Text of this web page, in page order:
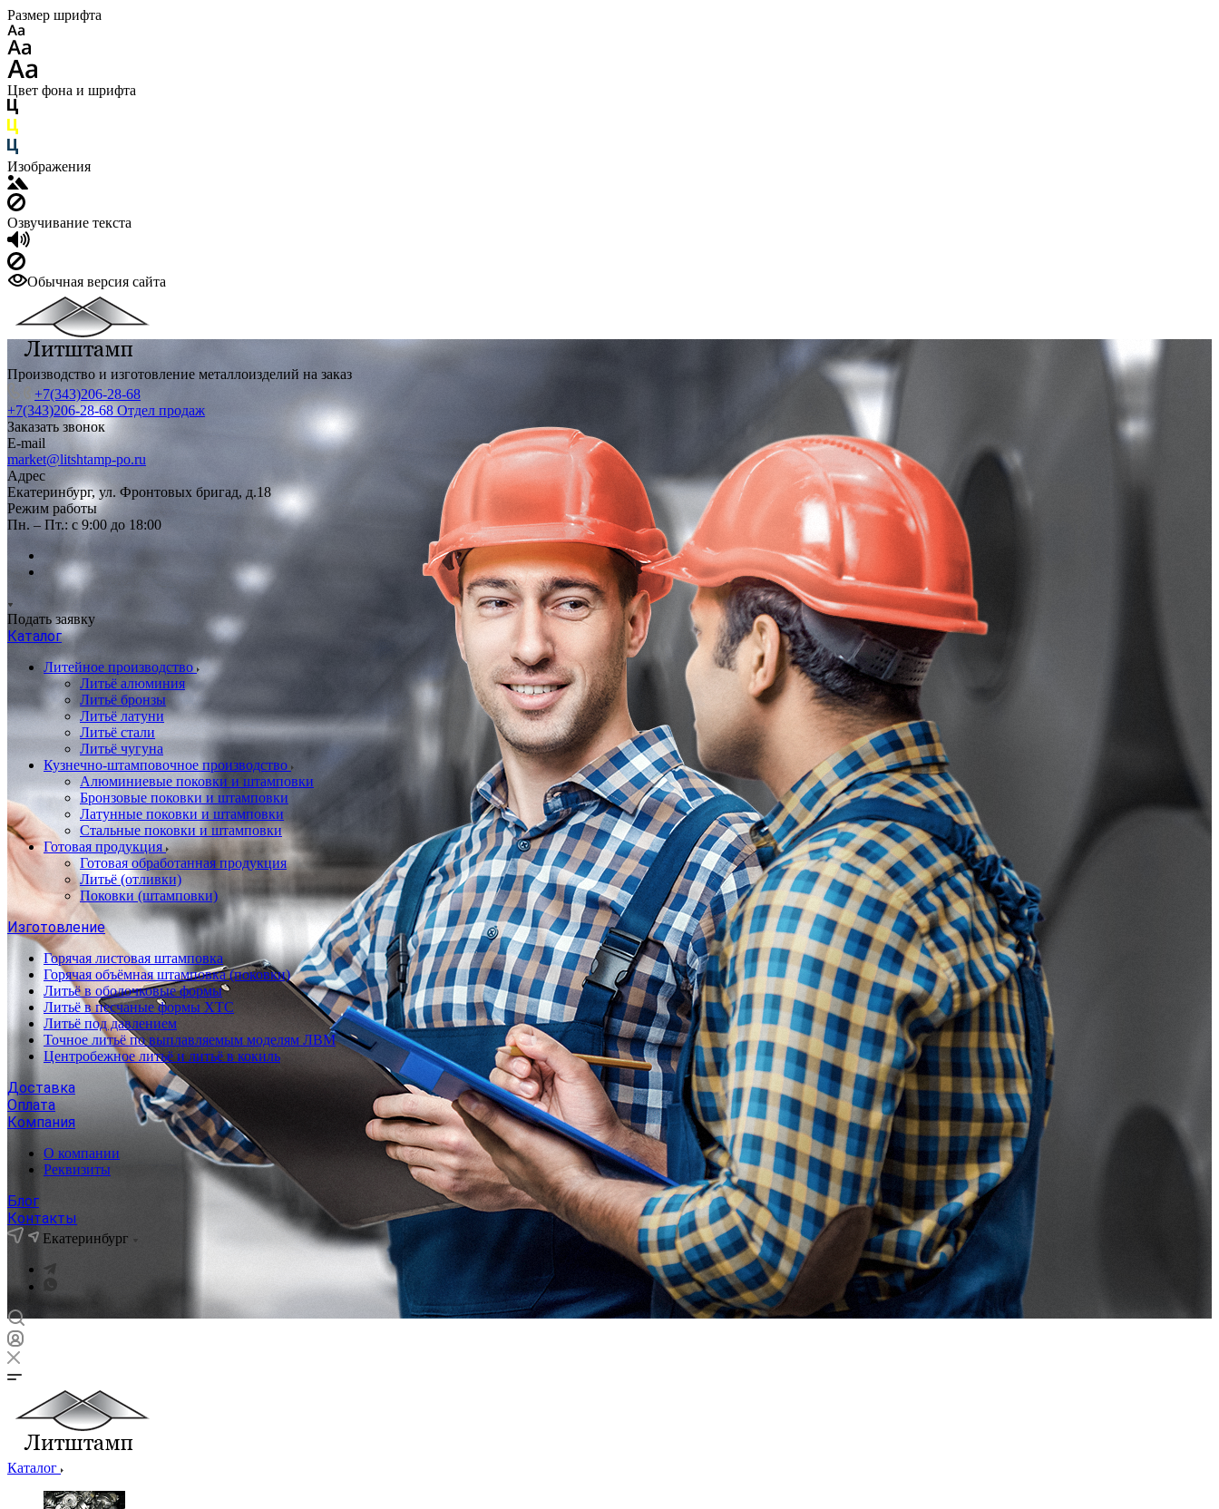
Размер шрифта
Цвет фона и шрифта
Изображения
Озвучивание текста
Обычная версия сайта
Производство и изготовление металлоизделий на заказ
+7(343)206-28-68
+7(343)206-28-68 Отдел продаж
Заказать звонок
E-mail
market@litshtamp-po.ru
Адрес
Екатеринбург, ул. Фронтовых бригад, д.18
Режим работы
Пн. – Пт.: с 9:00 до 18:00
Подать заявку
Каталог
Литейное производство
Литьё алюминия
Литьё бронзы
Литьё латуни
Литьё стали
Литьё чугуна
Кузнечно-штамповочное производство
Алюминиевые поковки и штамповки
Бронзовые поковки и штамповки
Латунные поковки и штамповки
Стальные поковки и штамповки
Готовая продукция
Готовая обработанная продукция
Литьё (отливки)
Поковки (штамповки)
Изготовление
Горячая листовая штамповка
Горячая объёмная штамповка (поковки)
Литьё в оболочковые формы
Литьё в песчаные формы ХТС
Литьё под давлением
Точное литьё по выплавляемым моделям ЛВМ
Центробежное литьё и литьё в кокиль
Доставка
Оплата
Компания
О компании
Реквизиты
Блог
Контакты
Екатеринбург
Каталог